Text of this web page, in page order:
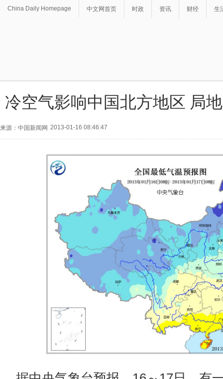
China Daily Homepage 中文网首页 时政 资讯 财经 生
冷空气影响中国北方地区 局
来源：中国新闻网 2013-01-16 08:46:47